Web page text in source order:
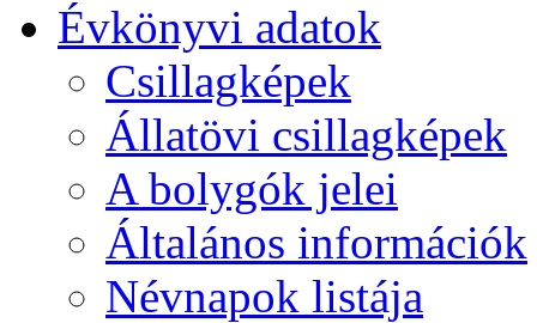
Év­köny­vi ada­tok
Csil­lag­ké­pek
Ál­lat­övi csil­lag­ké­pek
A boly­gók je­lei
Ál­ta­lá­nos in­for­má­ci­ók
Név­na­pok lis­tá­ja